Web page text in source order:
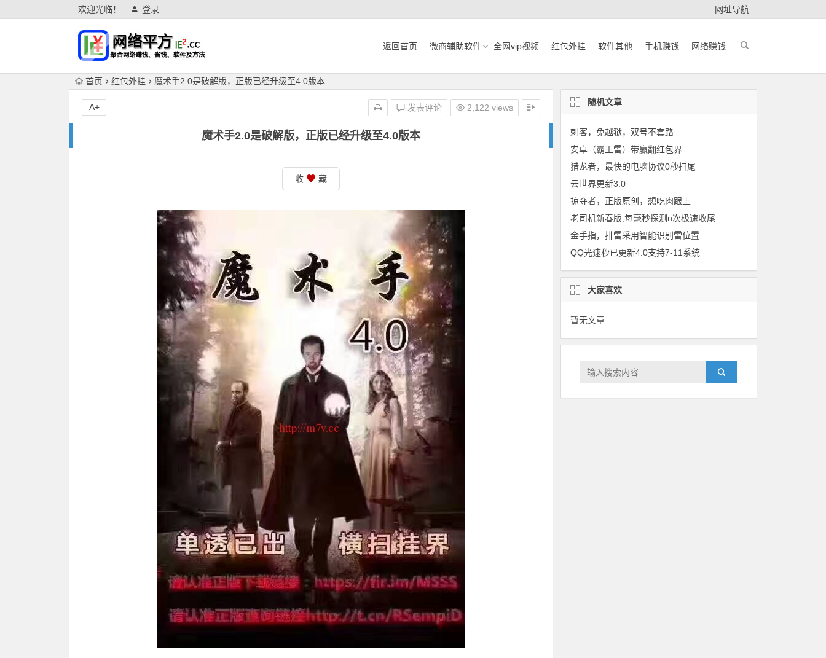
欢迎光临！ 登录 网址导航
返回首页 微商辅助软件 全网vip视频 红包外挂 软件其他 手机赚钱 网络赚钱
首页 红包外挂 魔术手2.0是破解版，正版已经升级至4.0版本
魔术手2.0是破解版，正版已经升级至4.0版本
发表评论 2,122 views
A+
收 藏
随机文章
刺客，免越狱，双号不套路
安卓（霸王雷）带赢翻红包界
猎龙者，最快的电脑协议0秒扫尾
云世界更新3.0
掠夺者，正版原创，想吃肉跟上
老司机新春版,每毫秒探测n次极速收尾
金手指，排雷采用智能识别雷位置
QQ光速秒已更新4.0支持7-11系统
大家喜欢
暂无文章